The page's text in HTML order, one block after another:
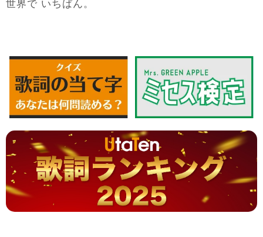
世界で いちばん。